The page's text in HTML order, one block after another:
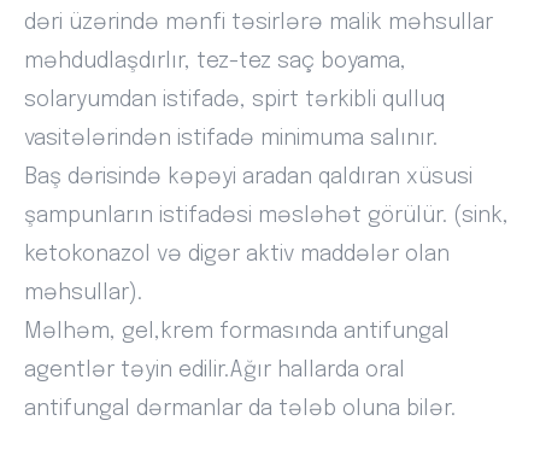
dəri üzərində mənfi təsirlərə malik məhsullar
məhdudlaşdırlır, tez-tez saç boyama,
solaryumdan istifadə, spirt tərkibli qulluq
vasitələrindən istifadə minimuma salınır.
Baş dərisində kəpəyi aradan qaldıran xüsusi
şampunların istifadəsi məsləhət görülür. (sink,
ketokonazol və digər aktiv maddələr olan
məhsullar).
Məlhəm, gel,krem formasında antifungal
agentlər təyin edilir.Ağır hallarda oral
antifungal dərmanlar da tələb oluna bilər.